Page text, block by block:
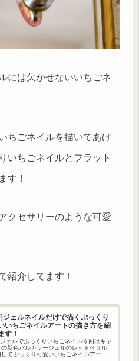
には欠かせないいちごネ
ちごネイルを描いてあげ
いちごネイルとフラット
す！
クセサリーのような可愛
紹介してます！
ジェルネイルだけで描くぷっくり
いちごネイルアートの描き方を紹
す！
ェルでぷっくりいちごネイル今回はキャ
の新色パルカラージェルのレッドベリル
してぷっくり可愛いいちごネイルアート